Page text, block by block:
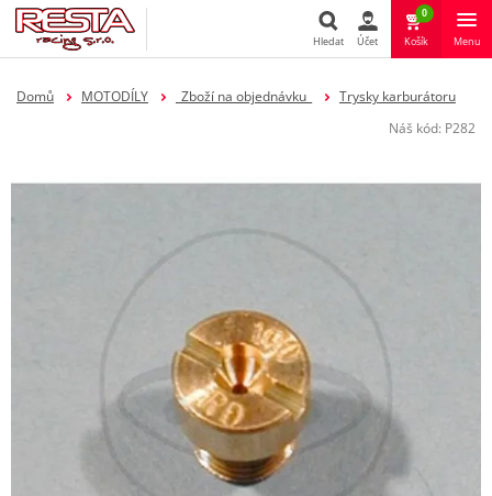
Hledat
Hledat Účet
0
Košík Menu
Domů MOTODÍLY _Zboží na objednávku_
Trysky karburátoru
Náš kód: P282